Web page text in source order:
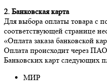
2. Банковская карта
Для выбора оплаты товара с
соответствующей странице
«Оплата заказа банковской
Оплата происходит через
Банковских карт следующих
МИР